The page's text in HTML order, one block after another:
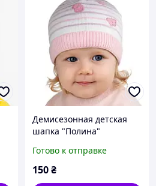
Демисезонная детская
шапка "Полина"
Готово к отправке
150₴